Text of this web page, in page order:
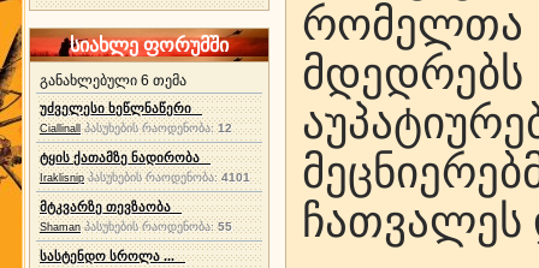
სიახლე ფორუმში
განახლებული 6 თემა
უძველესი ხეწლნაწერი
Ciallinall პასუხების რაოდენობა:12
ტყის ქათამზე ნადირობა
Iraklisnip პასუხების რაოდენობა: 4101
მტკვარზე თევზაობა
Shaman პასუხების რაოდენობა:55
სასტენდო სროლა ...
რომელთა
ჩათვალეს